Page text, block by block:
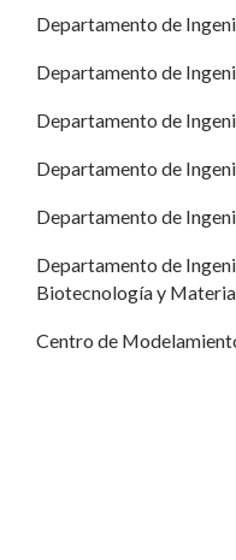
Departamento de
Departamento de
Departamento de
Departamento de
Departamento de
Departamento de
Biotecnología y
Centro de